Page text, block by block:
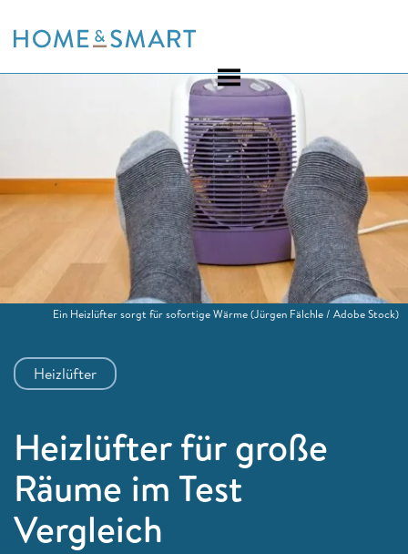
to
Heizlüfter
Heizlüfter für große
Räume im Test
Vergleich
Ein Heizlüfter sorgt für sofortige Wärme(Jürgen Fälchle / Adobe Stock)